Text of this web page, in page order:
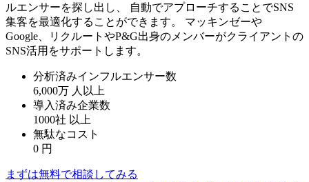
ルエンサーを探し出し、 自動でアプローチすることでSNS
集客を最適化することができます。 マッキンゼーや
Google、リクルートやP&G出身のメンバーがクライアントの
SNS活用をサポートします。
分析済みインフルエンサー数
6,000万 人以上
導入済み企業数
1000社 以上
無駄なコスト
0 円
まずは無料で相談してみる